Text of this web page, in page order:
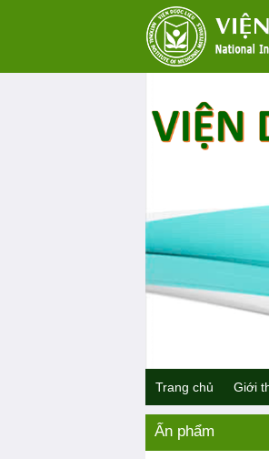
Trang chủ Giới
Liên hệ
Ấn phẩm